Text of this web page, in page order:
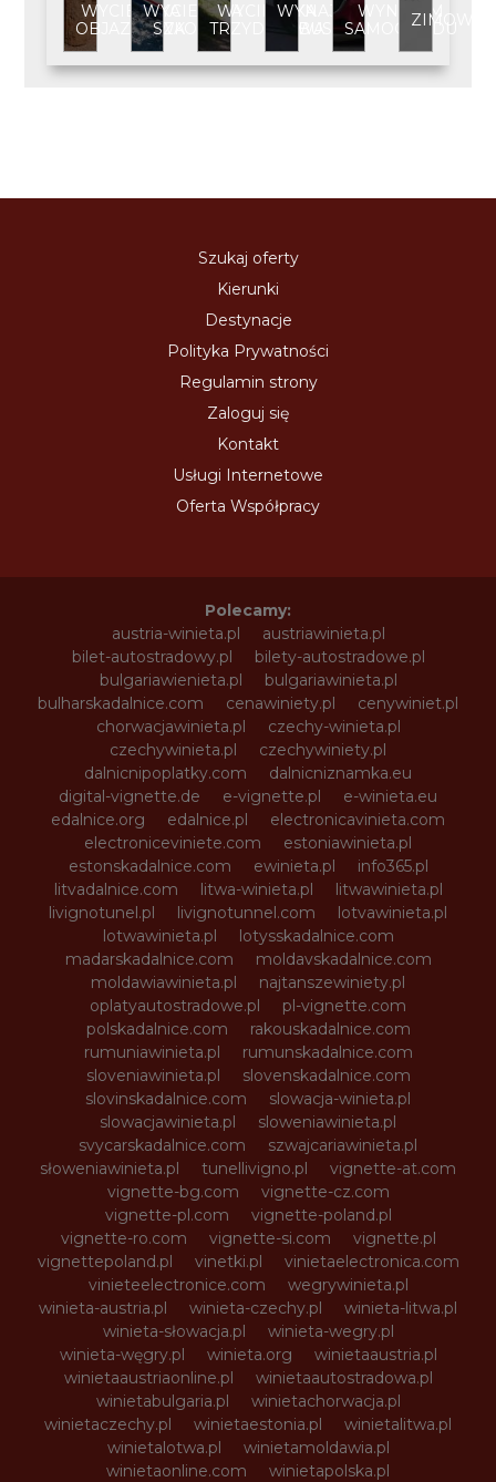
WYCIECZKA
OBJAZDOWA
WYCIECZKA
SZKOLNA
WYCIECZKA
TRZYDNIOWA
WYNAJEM
BUSA
WYNAJEM
SAMOCHODU
Szukaj oferty
Kierunki
Destynacje
Polityka Prywatności
Regulamin strony
Zaloguj się
Kontakt
Usługi Internetowe
Oferta Współpracy
Polecamy:
austria-winieta.pl
austriawinieta.pl
bilet-autostradowy.pl
bilety-autostradowe.pl
bulgariawienieta.pl
bulgariawinieta.pl
bulharskadalnice.com
cenawiniety.pl
cenywiniet.pl
chorwacjawinieta.pl
czechy-winieta.pl
czechywinieta.pl
czechywiniety.pl
dalnicnipoplatky.com
dalnicniznamka.eu
digital-vignette.de
e-vignette.pl
e-winieta.eu
edalnice.org
edalnice.pl
electronicavinieta.com
electroniceviniete.com
estoniawinieta.pl
estonskadalnice.com
ewinieta.pl
info365.pl
litvadalnice.com
litwa-winieta.pl
litwawinieta.pl
livignotunel.pl
livignotunnel.com
lotvawinieta.pl
lotwawinieta.pl
lotysskadalnice.com
madarskadalnice.com
moldavskadalnice.com
moldawiawinieta.pl
najtanszewiniety.pl
oplatyautostradowe.pl
pl-vignette.com
polskadalnice.com
rakouskadalnice.com
rumuniawinieta.pl
rumunskadalnice.com
sloveniawinieta.pl
slovenskadalnice.com
slovinskadalnice.com
slowacja-winieta.pl
slowacjawinieta.pl
sloweniawinieta.pl
svycarskadalnice.com
szwajcariawinieta.pl
słoweniawinieta.pl
tunellivigno.pl
vignette-at.com
vignette-bg.com
vignette-cz.com
vignette-pl.com
vignette-poland.pl
vignette-ro.com
vignette-si.com
vignette.pl
vignettepoland.pl
vinetki.pl
vinietaelectronica.com
vinieteelectronice.com
wegrywinieta.pl
winieta-austria.pl
winieta-czechy.pl
winieta-litwa.pl
winieta-słowacja.pl
winieta-wegry.pl
winieta-węgry.pl
winieta.org
winietaaustria.pl
winietaaustriaonline.pl
winietaautostradowa.pl
winietabulgaria.pl
winietachorwacja.pl
winietaczechy.pl
winietaestonia.pl
winietalitwa.pl
winietalotwa.pl
winietamoldawia.pl
winietaonline.com
winietapolska.pl